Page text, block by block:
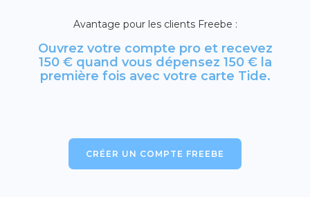
Avantage pour les clients Freebe :
Ouvrez votre compte pro et recevez
150 € quand vous dépensez 150 € la
première fois avec votre carte Tide.
CRÉER UN COMPTE FREEBE